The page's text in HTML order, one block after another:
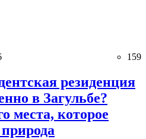
159
резиденция
в Загульбе?
места, которое